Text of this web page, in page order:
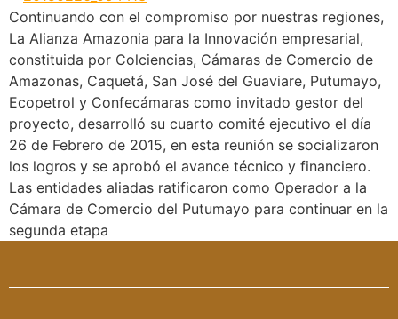
Continuando con el compromiso por nuestras regiones,
La Alianza Amazonia para la Innovación empresarial,
constituida por Colciencias, Cámaras de Comercio de
Amazonas, Caquetá, San José del Guaviare, Putumayo,
Ecopetrol y Confecámaras como invitado gestor del
proyecto, desarrolló su cuarto comité ejecutivo el día
26 de Febrero de 2015, en esta reunión se socializaron
los logros y se aprobó el avance técnico y financiero.
Las entidades aliadas ratificaron como Operador a la
Cámara de Comercio del Putumayo para continuar en la
segunda etapa